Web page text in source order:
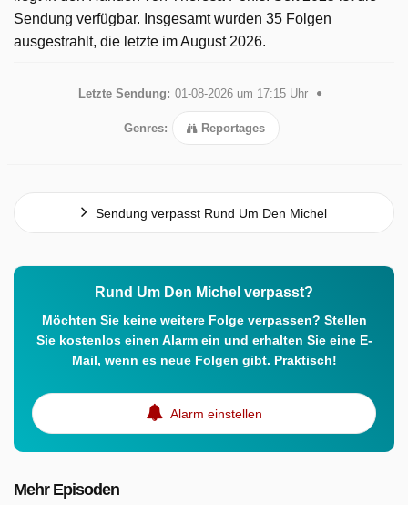
Sendung verfügbar. Insgesamt wurden 35 Folgen
ausgestrahlt, die letzte im August 2026.
Letzte Sendung: 01-08-2026 um 17:15 Uhr
Genres: Reportages
Sendung verpasst Rund Um Den Michel
Rund Um Den Michel verpasst?
Möchten Sie keine weitere Folge verpassen? Stellen
Sie kostenlos einen Alarm ein und erhalten Sie eine E-
Mail, wenn es neue Folgen gibt. Praktisch!
Alarm einstellen
Mehr Episoden